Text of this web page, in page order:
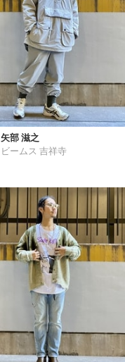
矢部 滋之
ビームス 吉祥寺